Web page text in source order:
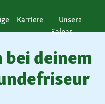
Karriere
Unsere
Salons
deinem